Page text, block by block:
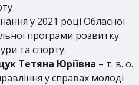
у 2021 році Обласної
програми розвитку
та спорту.
Тетяна Юріївна – т. в. о.
у справах молоді